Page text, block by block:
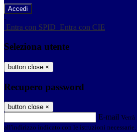
-
Entra con SPID Entra con CIE
Seleziona utente
button close ×
Recupero password
button close ×
E-mail
all'indirizzo indicato con le istruzioni necessarie.